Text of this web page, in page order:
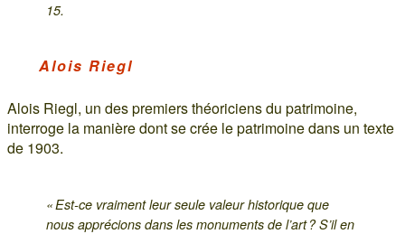
15.
Alois Riegl
Alois Riegl, un des premiers théoriciens du patrimoine,
interroge la manière dont se crée le patrimoine dans un texte
de 1903.
« Est-ce vraiment leur seule valeur historique que
nous apprécions dans les monuments de l’art ? S’il en